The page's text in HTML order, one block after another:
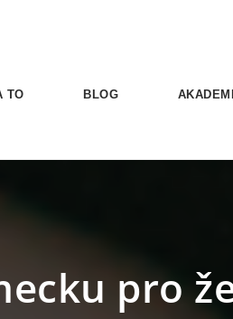
TO BLOG
pro